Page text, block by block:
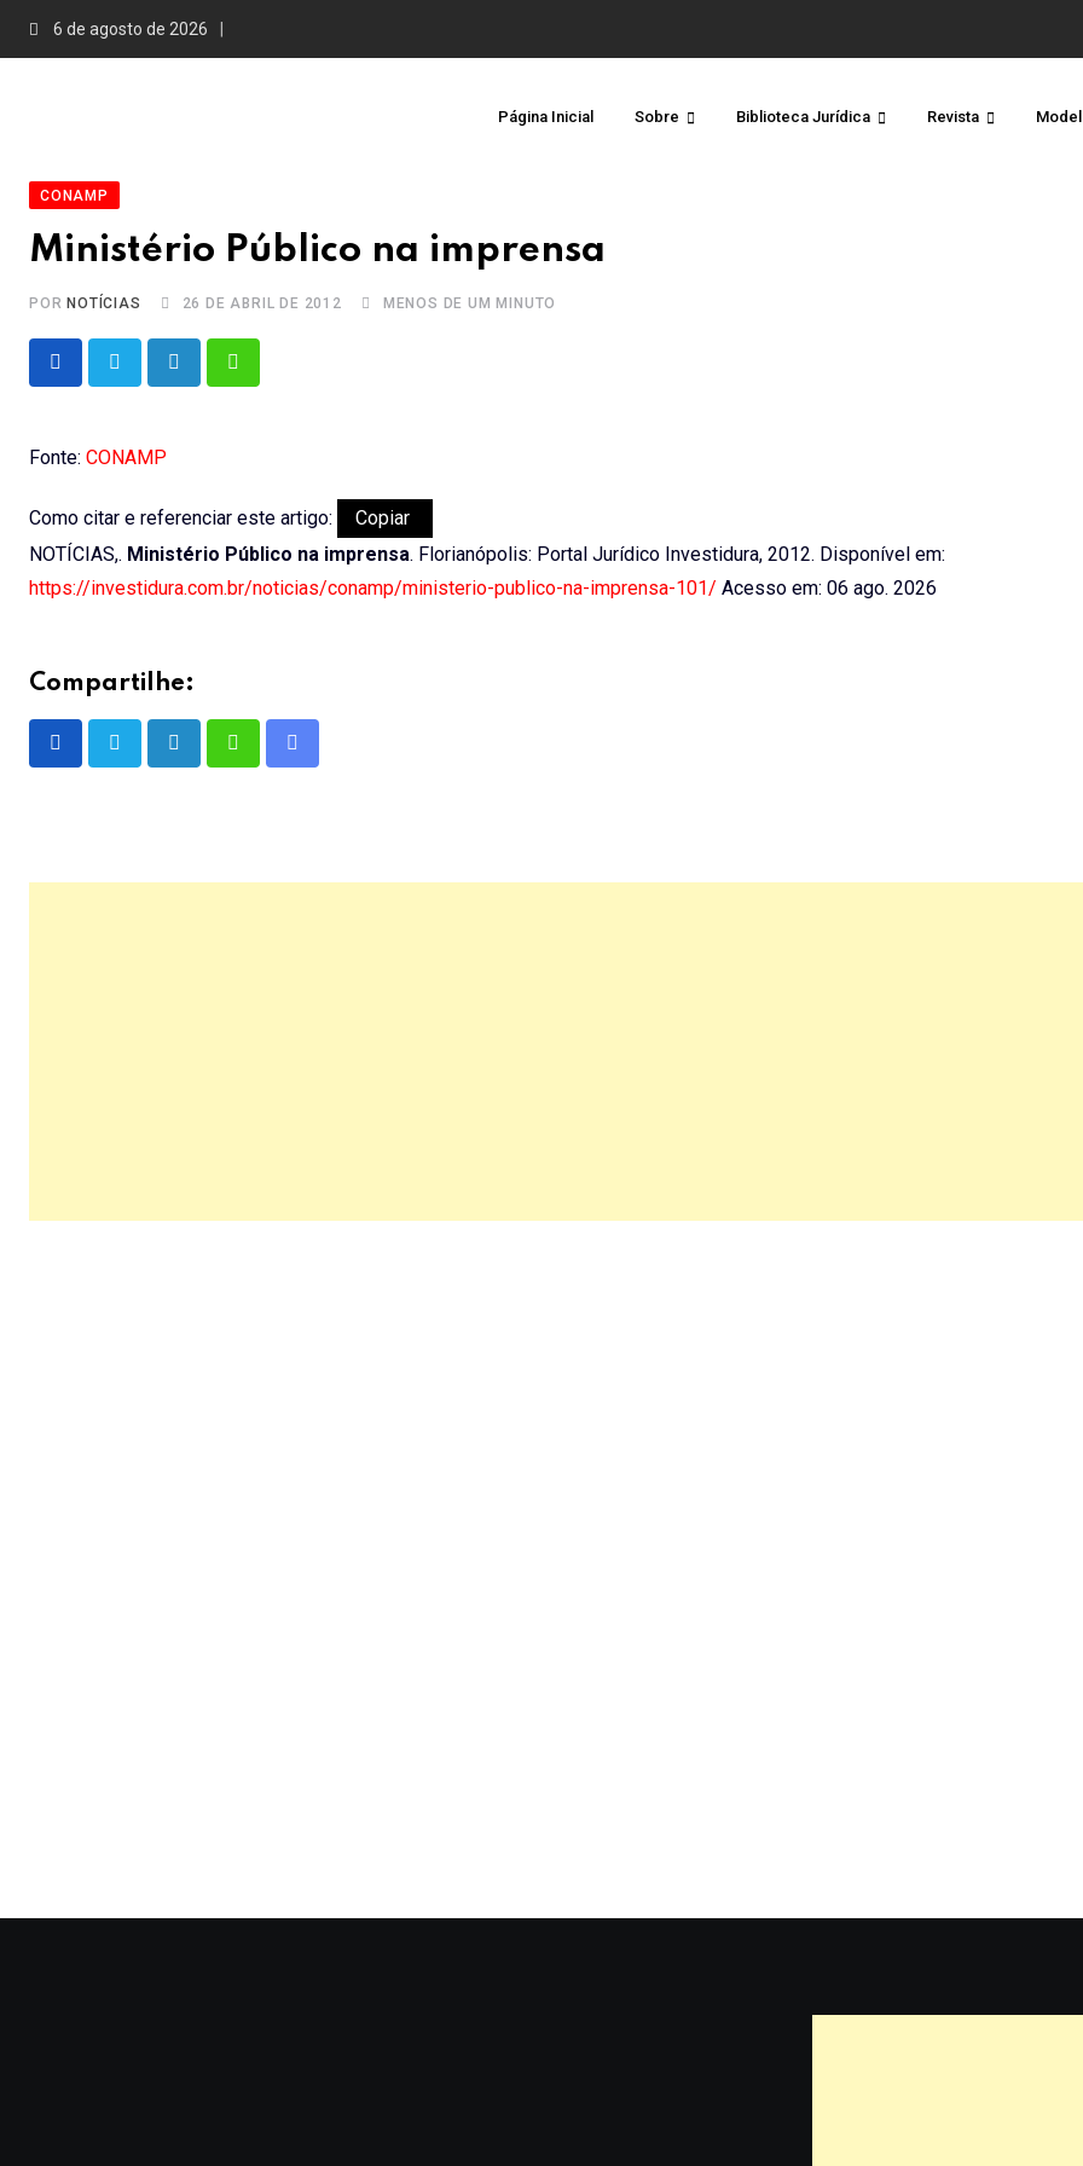
6 de agosto de 2026
Página Inicial Sobre Biblioteca Jurídica Revista
CONAMP
Ministério Público na imprensa
PORNOTÍCIAS 26 DE ABRIL DE 2012 MENOS DE UM MINUTO
LinkedInWhatsapp
Fonte: CONAMP
Como citar e referenciar este artigo:
Copiar
NOTÍCIAS,. Ministério Público na imprensa. Florianópolis: Portal Jurídico Investidura, 2012. Disponível em:
https://investidura.com.br/noticias/conamp/ministerio-publico-na-imprensa-101/ Acesso em: 06 ago. 2026
Compartilhe:
LinkedInWhatsappShare